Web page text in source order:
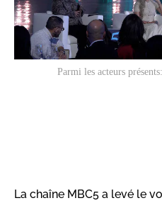
Parmi les acteurs
La chaîne MBC5 a levé le